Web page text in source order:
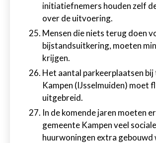
initiatiefnemers houden zelf
over de uitvoering.
Mensen die niets terug doen
bijstandsuitkering, moeten
krijgen.
Het aantal parkeerplaatsen
Kampen (IJsselmuiden) moet
uitgebreid.
In de komende jaren moeten
gemeente Kampen veel sociale
huurwoningen extra gebouwd